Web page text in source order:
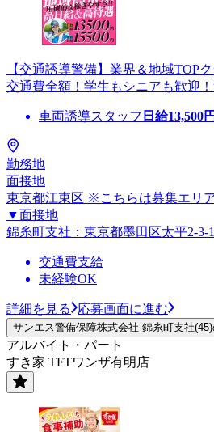
【交通誘導警備】業界＆地域TOP
交通費全額！学生もシニアも歓迎
車両誘導スタッフ 日給13,500
勤務地
面接地
東京都江東区 ※こちらは募集エリア
▼面接地
錦糸町支社：東京都墨田区太平2-3-
交通費支給
未経験OK
詳細を見る 応募画面に進む
サンエス警備保障株式会社 錦糸町支社
アルバイト・パート
すき家 TFTワンザ有明店